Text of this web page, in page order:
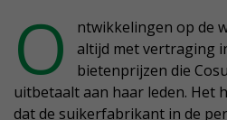
O
ntwikkelingen op de
altijd met vertraging
bietenprijzen die
uitbetaalt aan haar leden. Het
dat de suikerfabrikant in de